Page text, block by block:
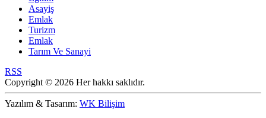
Asayiş
Emlak
Turizm
Emlak
Tarım Ve Sanayi
RSS
Copyright © 2026 Her hakkı saklıdır.
Yazılım & Tasarım: WK Bilişim